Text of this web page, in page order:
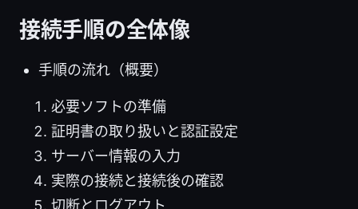
接続手順の全体像
手順の流れ（概要）
必要ソフトの準備
証明書の取り扱いと認証設定
サーバー情報の入力
実際の接続と接続後の確認
切断とログアウト